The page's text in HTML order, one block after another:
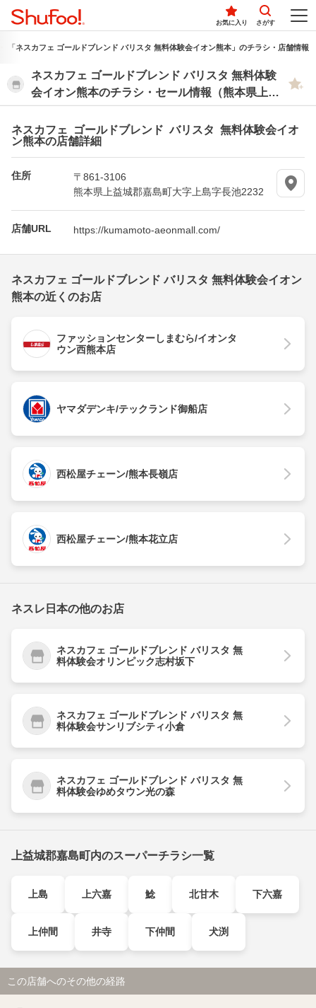
お気に入り さがす
「ネスカフェ ゴールドブレンド バリスタ 無料体験会イオン熊本」のチラシ・店舗情報
ネスカフェ ゴールドブレンド バリスタ 無料体験
会イオン熊本のチラシ・セール情報（熊本県上益
城郡嘉島町）
ネスカフェ ゴールドブレンド バリスタ 無料体験会イオ
ン熊本の店舗詳細
住所
〒861-3106
熊本県上益城郡嘉島町大字上島字長池2232
店舗URL https://kumamoto-aeonmall.com/
ネスカフェ ゴールドブレンド バリスタ 無料体験会イオン
熊本の近くのお店
ファッションセンターしまむら/イオンタ
ウン西熊本店
ヤマダデンキ/テックランド御船店
西松屋チェーン/熊本長嶺店
西松屋チェーン/熊本花立店
ネスレ日本の他のお店
ネスカフェ ゴールドブレンド バリスタ 無
料体験会オリンピック志村坂下
ネスカフェ ゴールドブレンド バリスタ 無
料体験会サンリブシティ小倉
ネスカフェ ゴールドブレンド バリスタ 無
料体験会ゆめタウン光の森
上益城郡嘉島町内のスーパーチラシ一覧
上島 上六嘉 鯰 北甘木 下六嘉
上仲間 井寺 下仲間 犬渕
この店舗へのその他の経路